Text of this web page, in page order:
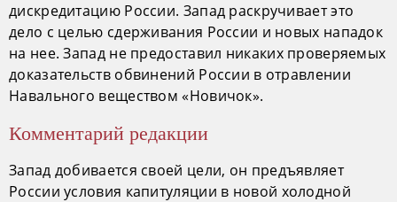
дискредитацию России. Запад раскручивает это
дело с целью сдерживания России и новых нападок
на нее. Запад не предоставил никаких проверяемых
доказательств обвинений России в отравлении
Навального веществом «Новичок».
Комментарий редакции
Запад добивается своей цели, он предъявляет
России условия капитуляции в новой холодной